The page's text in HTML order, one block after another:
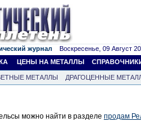
журнал Воскресенье, 09 Август
ЦЕНЫ НА МЕТАЛЛЫ
МЕТАЛЛЫ
ДРАГОЦЕННЫЕ
можно найти в разделе продам